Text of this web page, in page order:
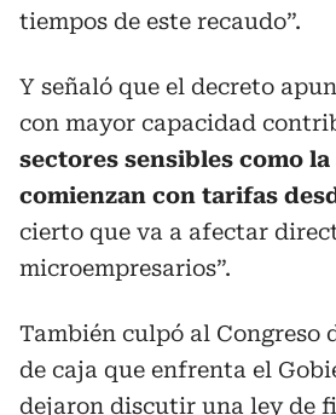
tiempos de este recaudo”.
Y señaló que el decreto
con mayor capacidad
sectores sensibles como
comienzan con tarifas
cierto que va a afectar
microempresarios”.
También culpó al Congreso
de caja que enfrenta el
dejaron discutir una ley de